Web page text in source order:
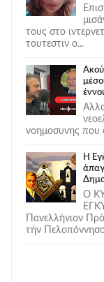
τους στο
τουτεστιν ο...
νοημοσυνης που
Ἡ
Ο
Πανελλήνιον
τὴν